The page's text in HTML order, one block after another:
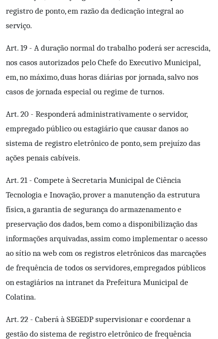
registro de ponto, em razão da dedicação integral ao
serviço.
Art. 19 - A duração normal do trabalho poderá ser acrescida,
nos casos autorizados pelo Chefe do Executivo Municipal,
em, no máximo, duas horas diárias por jornada, salvo nos
casos de jornada especial ou regime de turnos.
Art. 20 - Responderá administrativamente o servidor,
empregado público ou estagiário que causar danos ao
sistema de registro eletrônico de ponto, sem prejuízo das
ações penais cabíveis.
Art. 21 - Compete à Secretaria Municipal de Ciência
Tecnologia e Inovação, prover a manutenção da estrutura
física, a garantia de segurança do armazenamento e
preservação dos dados, bem como a disponibilização das
informações arquivadas, assim como implementar o acesso
ao sítio na web com os registros eletrônicos das marcações
de frequência de todos os servidores, empregados públicos
on estagiários na intranet da Prefeitura Municipal de
Colatina.
Art. 22 - Caberá à SEGEDP supervisionar e coordenar a
gestão do sistema de registro eletrônico de frequência